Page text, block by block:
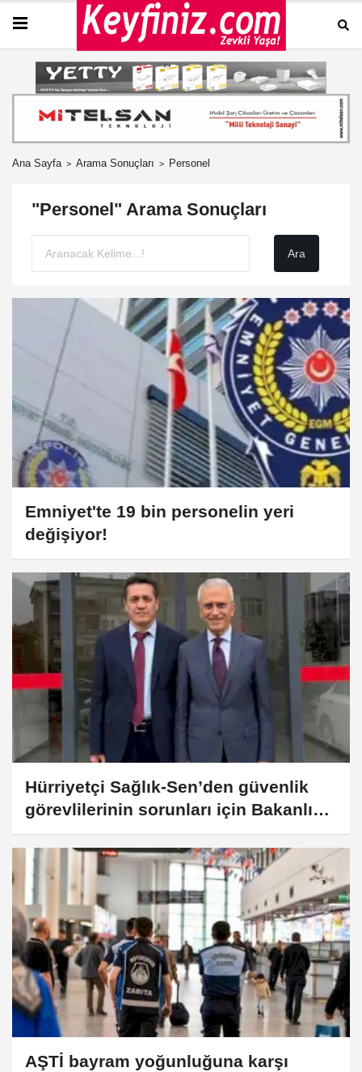
Ana Sayfa Arama Sonuçları Personel
"Personel" Arama Sonuçları
Emniyet'te 19 bin personelin yeri
değişiyor!
Hürriyetçi Sağlık-Sen’den güvenlik
görevlilerinin sorunları için Bakanlığa
başvuru
AŞTİ bayram yoğunluğuna karşı